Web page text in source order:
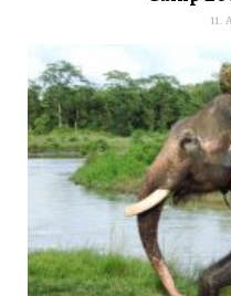
11.